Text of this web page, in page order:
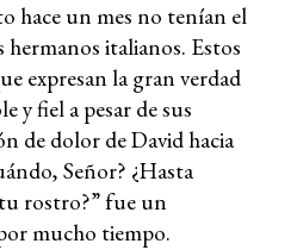
hace un mes no tenían el
hermanos italianos. Estos
expresan la gran verdad
y fiel a pesar de sus
de dolor de David hacia
Señor? ¿Hasta
rostro?” fue un
mucho tiempo.